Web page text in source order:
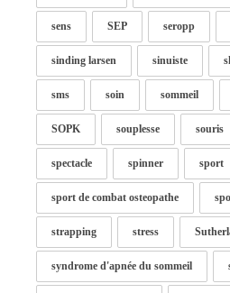
sens SEP seropp
sinding larsen sinuiste
sms soin sommeil
SOPK souplesse souris
spectacle spinner sport
sport de combat osteopathe
strapping stress
syndrome d'apnée du sommeil